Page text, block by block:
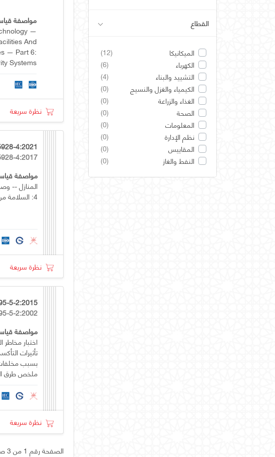
القطاع
الميكانيكا
(12)
الكهرباء
(6)
التشييد والبناء
(4)
الكيمياء والغزل والنسيج
(0)
الغذاء والزراعة
(0)
الصحة
(0)
المعلومات
(0)
نظم الإدارة
(0)
المقاييس
(0)
النفط والغاز
(0)
مواصفة
—
And
— Part 6:
Systems
نظرة سريعة
4:2017
مواصفة
المنازل --
4: السلامة من الحرائق
نظرة سريعة
5-2:2002
مواصفة
تأثيرات
بسبب
ملخص طرق
نظرة سريعة
الصفحة رقم 1 من 3 صفحة